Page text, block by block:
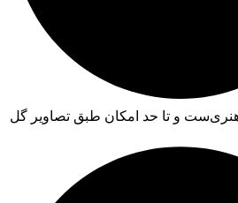
و تا حد امکان طبق تصاویر گل